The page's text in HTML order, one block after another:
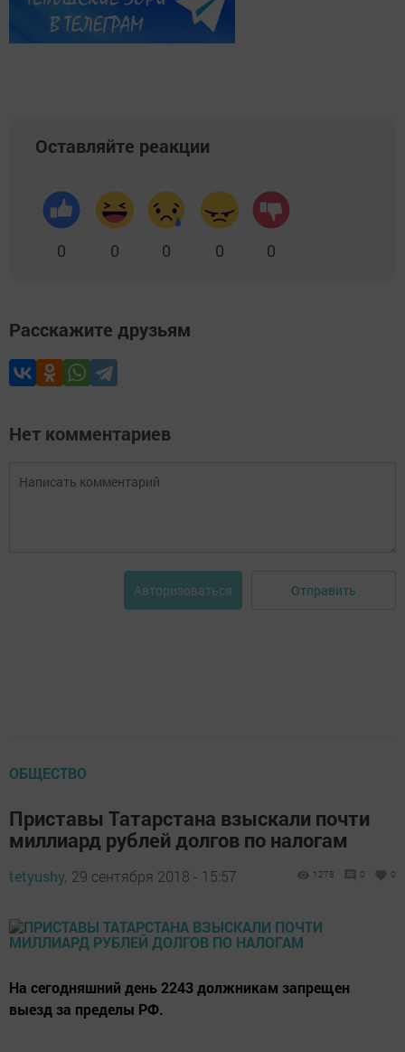
Оставляйте реакции
0 0 0 0 0
Расскажите друзьям
Нет комментариев
Авторизоваться Отправить
ОБЩЕСТВО
Приставы Татарстана взыскали почти
миллиард рублей долгов по налогам
tetyushy, 29 сентября 2018 - 15:57 1278 0 0
На сегодняшний день 2243 должникам запрещен
выезд за пределы РФ.